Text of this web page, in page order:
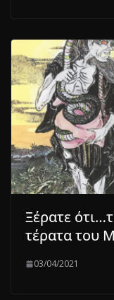
Ξέρατε
τέρατα του
03/04/2021